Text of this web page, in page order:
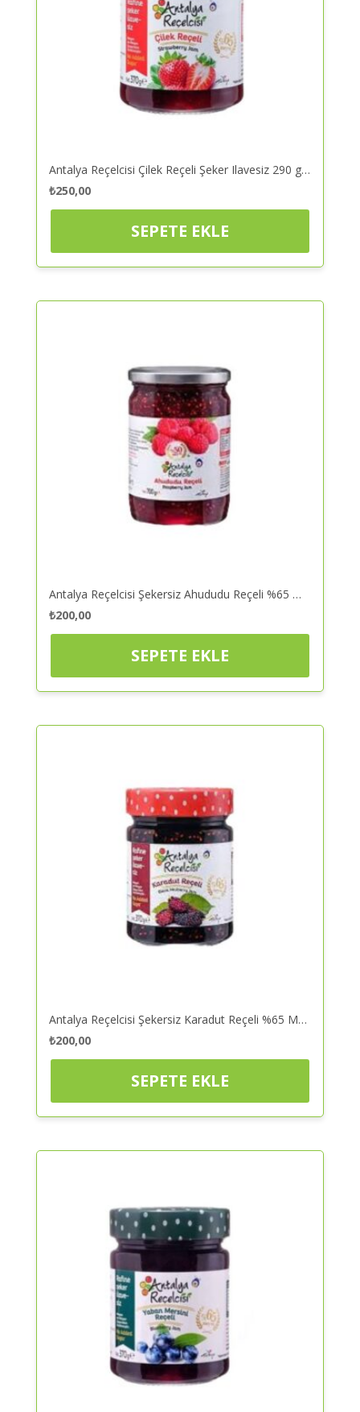
Antalya Reçelcisi Çilek Reçeli Şeker Ilavesiz 290 gr – Reçel | Kaliteli ve Güvenilir Alışveriş
₺250,00
SEPETE EKLE
Antalya Reçelcisi Şekersiz Ahududu Reçeli %65 Meyveli 290 Gr – Reçel | Kaliteli ve Güvenilir Alışveriş
₺200,00
SEPETE EKLE
Antalya Reçelcisi Şekersiz Karadut Reçeli %65 Meyveli 290 Gr – Reçel | Kaliteli ve Güvenilir Alışveriş
₺200,00
SEPETE EKLE